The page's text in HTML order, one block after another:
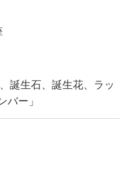
誕生石、誕生花、ラッ
バー」